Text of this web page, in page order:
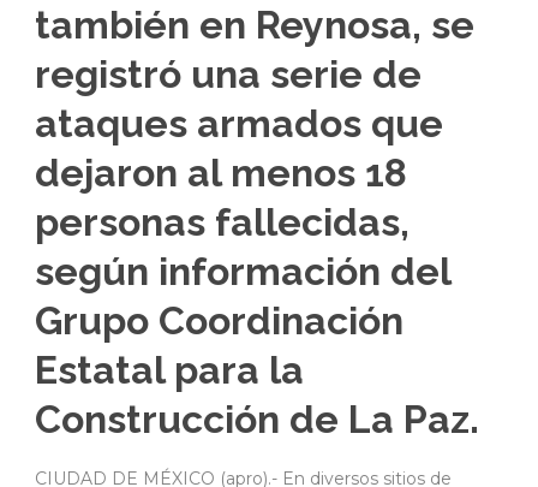
también en Reynosa, se
registró una serie de
ataques armados que
dejaron al menos 18
personas fallecidas,
según información del
Grupo Coordinación
Estatal para la
Construcción de La Paz.
CIUDAD DE MÉXICO (apro).- En diversos sitios de